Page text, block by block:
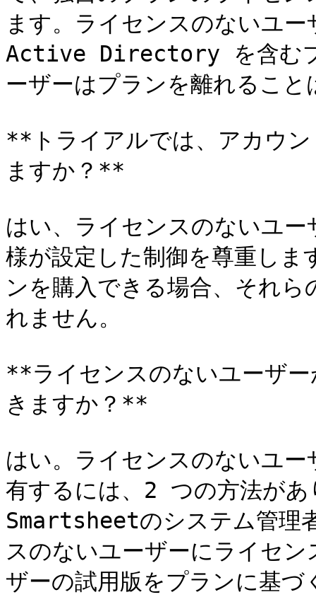
ます。ライセンスのないユー
Active Directory を含むプ
ーザーはプランを離れること
**トライアルでは、アカウ
ますか？**
はい、ライセンスのないユ
様が設定した制御を尊重しま
ンを購入できる場合、それ
れません。
**ライセンスのないユーザ
きますか？**
はい。ライセンスのないユ
有するには、2 つの方法が
Smartsheetのシステム管理
スのないユーザーにライセ
ザーの試用版をプランに基